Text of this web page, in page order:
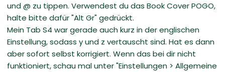
und @ zu tippen. Verwendest du das Book Cover POGO,
halte bitte dafür "Alt Gr" gedrückt.
Mein Tab S4 war gerade auch kurz in der englischen
Einstellung, sodass y und z vertauscht sind. Hat es dann
aber sofort selbst korrigiert. Wenn das bei dir nicht
funktioniert, schau mal unter "Einstellungen > Allgemeine